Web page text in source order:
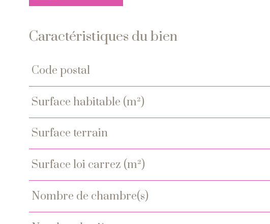
Caractéristiques du bien
Caractéristiques
code postal
surface habitable (m²)
surface terrain
surface loi carrez (m²)
nombre de chambre(s)